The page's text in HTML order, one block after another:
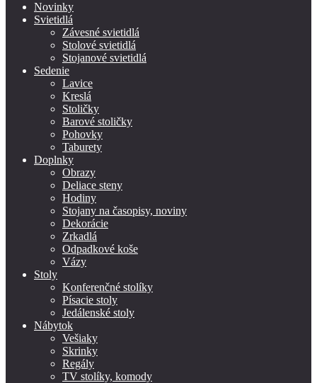
Novinky
Svietidlá
Závesné svietidlá
Stolové svietidlá
Stojanové svietidlá
Sedenie
Lavice
Kreslá
Stoličky
Barové stoličky
Pohovky
Taburety
Doplnky
Obrazy
Deliace steny
Hodiny
Stojany na časopisy, noviny
Dekorácie
Zrkadlá
Odpadkové koše
Vázy
Stoly
Konferenčné stolíky
Písacie stoly
Jedálenské stoly
Nábytok
Vešiaky
Skrinky
Regály
TV stolíky, komody